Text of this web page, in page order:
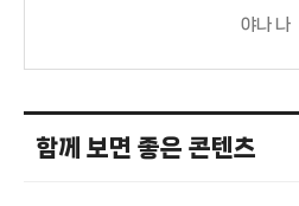
야나 나
함께 보면 좋은 콘텐츠